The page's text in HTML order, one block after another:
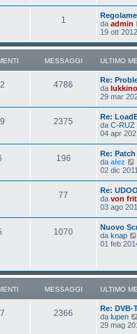
1
da admin
19 ott
MESSAGGI ULTIMO
4786
Re:
da lukkino
29 mar
2375
Re:
da C-RUZ
04 apr
196
Re:
da alez
e
i
u
l
t
i
o
o
02 dic
77
Re: UDOO
da von
03 ago
1070
Nuovo
da knap
01 feb
MESSAGGI ULTIMO
2366
Re: DVB-
da lupen
29 mag